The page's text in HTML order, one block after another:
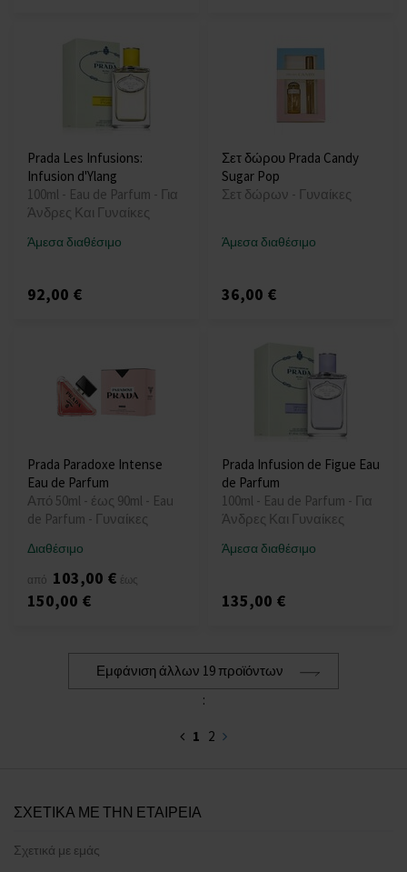
Prada Les Infusions:
Infusion d'Ylang
100ml - Eau de Parfum - Για
Άνδρες Και Γυναίκες
Άμεσα διαθέσιμο
92,00 €
Σετ δώρου Prada Candy
Sugar Pop
Σετ δώρων - Γυναίκες
Άμεσα διαθέσιμο
36,00 €
Prada Paradoxe Intense
Eau de Parfum
Από 50ml - έως 90ml - Eau
de Parfum - Γυναίκες
Διαθέσιμο
από 103,00 € έως
150,00 €
Prada Infusion de Figue Eau
de Parfum
100ml - Eau de Parfum - Για
Άνδρες Και Γυναίκες
Άμεσα διαθέσιμο
135,00 €
Εμφάνιση άλλων 19 προϊόντων
:
1 2
ΣΧΕΤΙΚΑ ΜΕ ΤΗΝ ΕΤΑΙΡΕΙΑ
Σχετικά με εμάς